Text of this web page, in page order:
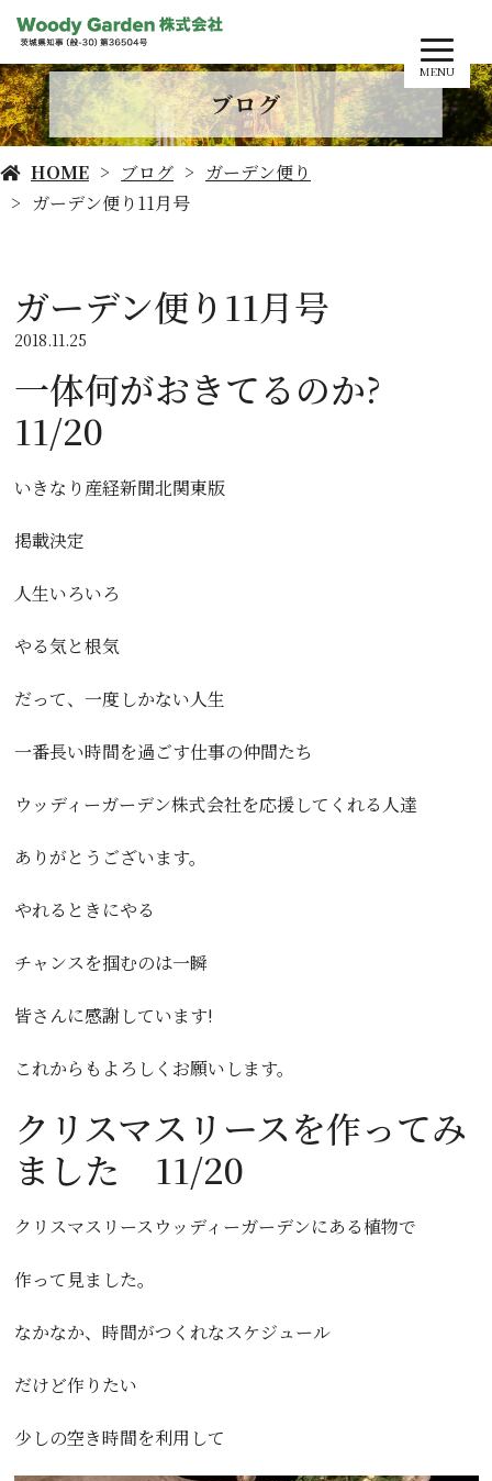
MENU
ブログ
HOME ブログ
ガーデン便り
ガーデン便り11月号
ガーデン便り11月号
2018.11.25
一体何がおきてるのか?
11/20
いきなり産経新聞北関東版
掲載決定
人生いろいろ
やる気と根気
だって、一度しかない人生
一番長い時間を過ごす仕事の仲間たち
ウッディーガーデン株式会社を応援してくれる人達
ありがとうございます。
やれるときにやる
チャンスを掴むのは一瞬
皆さんに感謝しています!
これからもよろしくお願いします。
クリスマスリースを作ってみ
ました 11/20
クリスマスリースウッディーガーデンにある植物で
作って見ました。
なかなか、時間がつくれなスケジュール
だけど作りたい
少しの空き時間を利用して